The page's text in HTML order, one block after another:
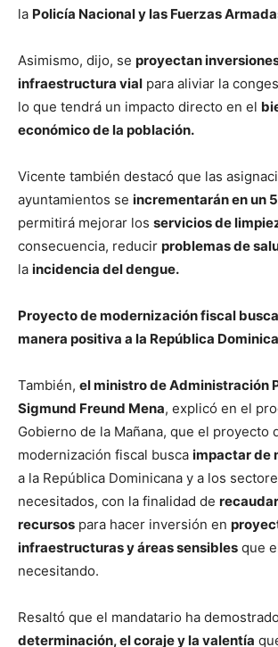
la Policía Nacional y las Fuerzas
Asimismo, dijo, se proyectan
infraestructura vial para aliviar la
lo que tendrá un impacto directo en el
económico de la población.
Vicente también destacó que las
ayuntamientos se incrementarán en un
permitirá mejorar los servicios de
consecuencia, reducir problemas de
la incidencia del dengue.
Proyecto de modernización fiscal
manera positiva a la República
También, el ministro de Administración
Sigmund Freund Mena, explicó en el
Gobierno de la Mañana, que el proyecto
modernización fiscal busca impactar de
a la República Dominicana y a los
necesitados, con la finalidad de
recursos para hacer inversión en
infraestructuras y áreas sensibles que
necesitando.
Resaltó que el mandatario ha
determinación, el coraje y la valentía